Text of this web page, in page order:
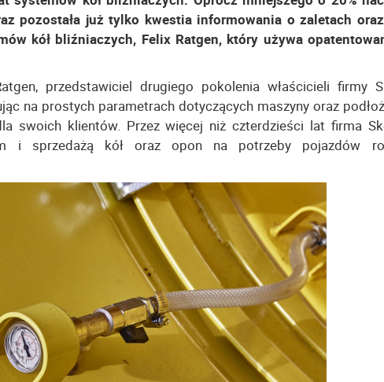
pozostała już tylko kwestia informowania o zaletach
kół bliźniaczych, Felix Ratgen, który używa
przedstawiciel drugiego pokolenia właścicieli firmy
na prostych parametrach dotyczących maszyny oraz
swoich klientów. Przez więcej niż czterdzieści lat firma
i sprzedażą kół oraz opon na potrzeby pojazdów